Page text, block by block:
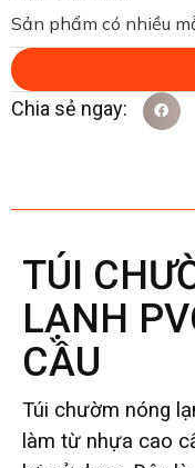
Sản phẩm có nhiều
TÚI
LẠNH
CẦU
Túi chườm nóng
làm từ nhựa cao